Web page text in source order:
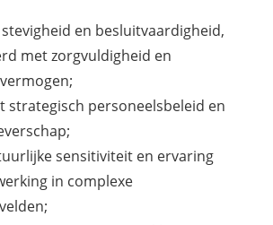
en besluitvaardigheid,
met zorgvuldigheid en
strategisch personeelsbeleid en
sensitiviteit en ervaring
in complexe